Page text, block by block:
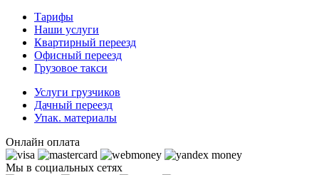
Тарифы
Наши услуги
Квартирный переезд
Офисный переезд
Грузовое такси
Услуги грузчиков
Дачный переезд
Упак. материалы
Онлайн оплата
Мы в социальных сетях